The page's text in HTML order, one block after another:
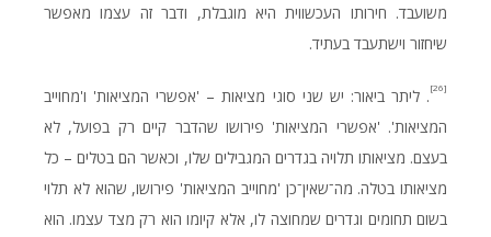
משועבד. חירותו העכשווית היא מוגבלת, ודבר זה עצמו מאפשר
שיחזור וישתעבד בעתיד.
[26]
. ליתר ביאור: יש שני סוגי מציאות – 'אפשרי המציאות' ו'מחוייב
המציאות'. 'אפשרי המציאות' פירושו שהדבר קיים רק בפועל, לא
בעצם. מציאותו תלויה בגדרים המגבילים שלו, וכאשר הם בטלים – כל
מציאותו בטלה. מה־שאין־כן 'מחוייב המציאות' פירושו, שהוא לא תלוי
בשום תחומים וגדרים שמחוצה לו, אלא קיומו הוא רק מצד עצמו. הוא